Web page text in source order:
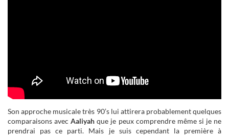
Son approche musicale très 90’s lui attirera probablement quelques
comparaisons avecAaliyah que je peux comprendre même si je ne
prendrai pas ce parti. Mais je suis cependant la première à